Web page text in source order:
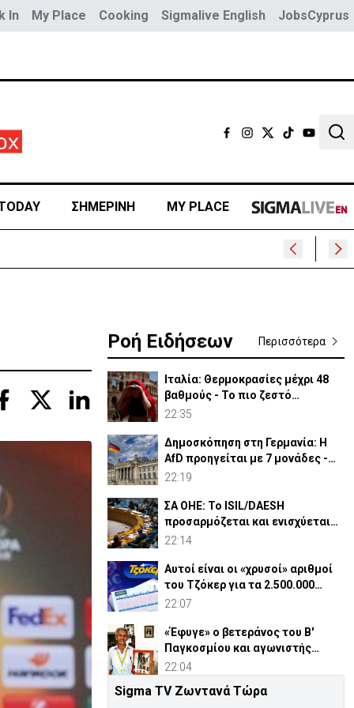
In My Place Cooking Sigmalive English JobsCyprus
ΣΗΜΕΡΙΝΗ MY PLACE
Ροή Ειδήσεων Περισσότερα
Ιταλία: Θερμοκρασίες μέχρι 48
βαθμούς - Το πιο ζεστό
καλοκαίρι των 100 χρόνων
22:35
Δημοσκόπηση στη Γερμανία: Η
AfD προηγείται με 7 μονάδες -
Διεύρυνε τη διαφορά
22:19
ΣΑ ΟΗΕ: Το ISIL/DAESH
προσαρμόζεται και ενισχύεται
στην Αφρική - Πώς απειλεί
22:14
Αυτοί είναι οι «χρυσοί» αριθμοί
του Τζόκερ για τα 2.500.000
ευρώ
22:07
«Έφυγε» ο βετεράνος του Β'
Παγκοσμίου και αγωνιστής
ΕΟΚΑ, Παύλος Μ. Κασάπης
22:04
«Όχι» 9 χωρών σε ισχυρισμό
Sigma TV Ζωντανά Τώρα